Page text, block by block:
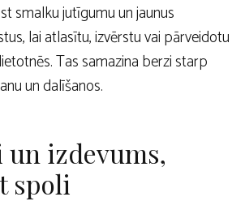
smalku jutīgumu un jaunus
lai atlasītu, izvērstu vai pārveidotu
Tas samazina berzi starp
un dalīšanos.
un izdevums,
spoli